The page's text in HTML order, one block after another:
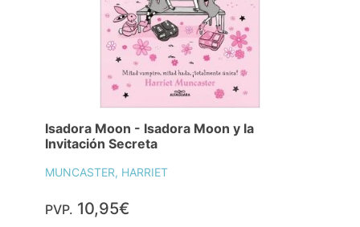
Isadora Moon - Isadora Moon y la
Invitación Secreta
MUNCASTER, HARRIET
PVP. 10,95€